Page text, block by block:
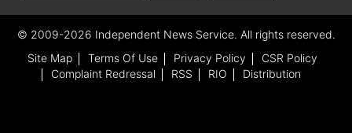
© 2009-2026 Independent News Service. All rights reserved.
Site Map
Terms Of Use Privacy Policy
CSR Policy
Complaint Redressal
RSS RIO Distribution